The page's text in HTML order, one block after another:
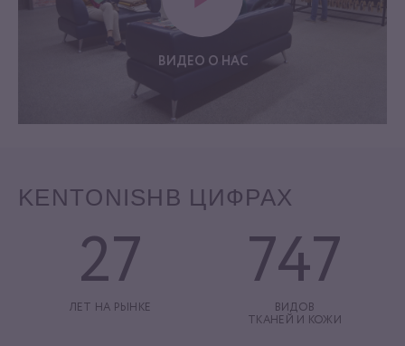
ВИДЕО О НАС
KENTONISH В ЦИФРАХ
27
ЛЕТ НА РЫНКЕ
747
ВИДОВ
ТКАНЕЙ И КОЖИ